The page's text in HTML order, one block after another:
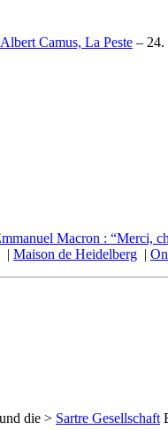
Camus, La Peste – 24.
Macron : “Merci,
| Maison de Heidelberg |
die > Sartre Gesellschaft